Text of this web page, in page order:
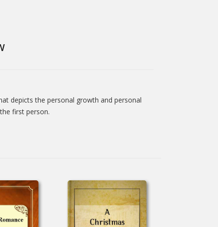
depicts the personal growth and personal
first person.